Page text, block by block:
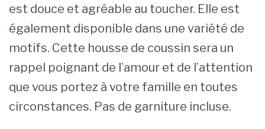
est douce et agréable au toucher. Elle est
également disponible dans une variété de
motifs. Cette housse de coussin sera un
rappel poignant de l’amour et de l’attention
que vous portez à votre famille en toutes
circonstances. Pas de garniture incluse.